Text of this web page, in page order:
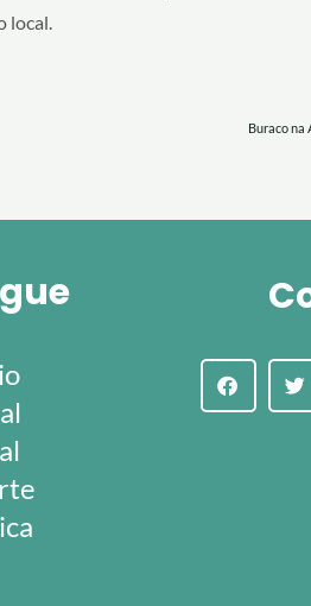
local.
Buraco na